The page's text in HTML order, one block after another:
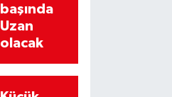
başında
Uzan
olacak